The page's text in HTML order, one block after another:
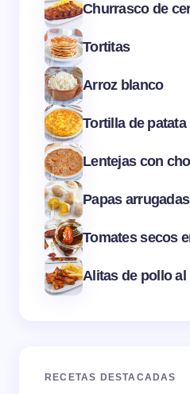
Churrasco de
Tortitas
Arroz blanco
Tortilla de patata
Lentejas con
Papas arrugadas
Tomates secos
Alitas de pollo
RECETAS DESTACADAS